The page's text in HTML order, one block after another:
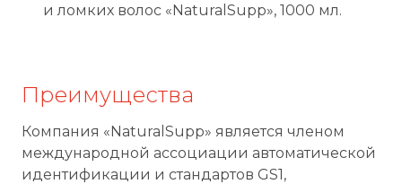
и ломких волос «NaturalSupp», 1000 мл.
Преимущества
Компания «NaturalSupp» является членом
международной ассоциации автоматической
идентификации и стандартов GS1,